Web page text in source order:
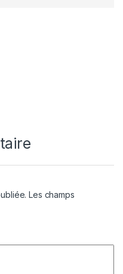
Les champs